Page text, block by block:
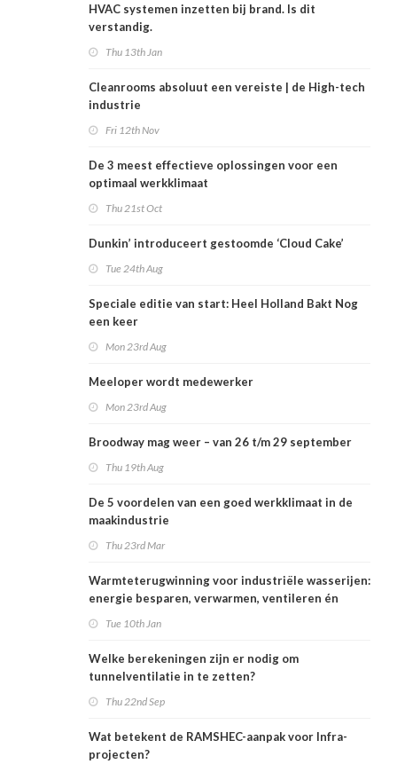
HVAC systemen inzetten bij brand. Is dit
verstandig.
Thu 13th Jan
Cleanrooms absoluut een vereiste | de High-tech
industrie
Fri 12th Nov
De 3 meest effectieve oplossingen voor een
optimaal werkklimaat
Thu 21st Oct
Dunkin’ introduceert gestoomde ‘Cloud Cake’
Tue 24th Aug
Speciale editie van start: Heel Holland Bakt Nog
een keer
Mon 23rd Aug
Meeloper wordt medewerker
Mon 23rd Aug
Broodway mag weer – van 26 t/m 29 september
Thu 19th Aug
De 5 voordelen van een goed werkklimaat in de
maakindustrie
Thu 23rd Mar
Warmteterugwinning voor industriële wasserijen:
energie besparen, verwarmen, ventileren én
Tue 10th Jan
Welke berekeningen zijn er nodig om
tunnelventilatie in te zetten?
Thu 22nd Sep
Wat betekent de RAMSHEC-aanpak voor Infra-
projecten?